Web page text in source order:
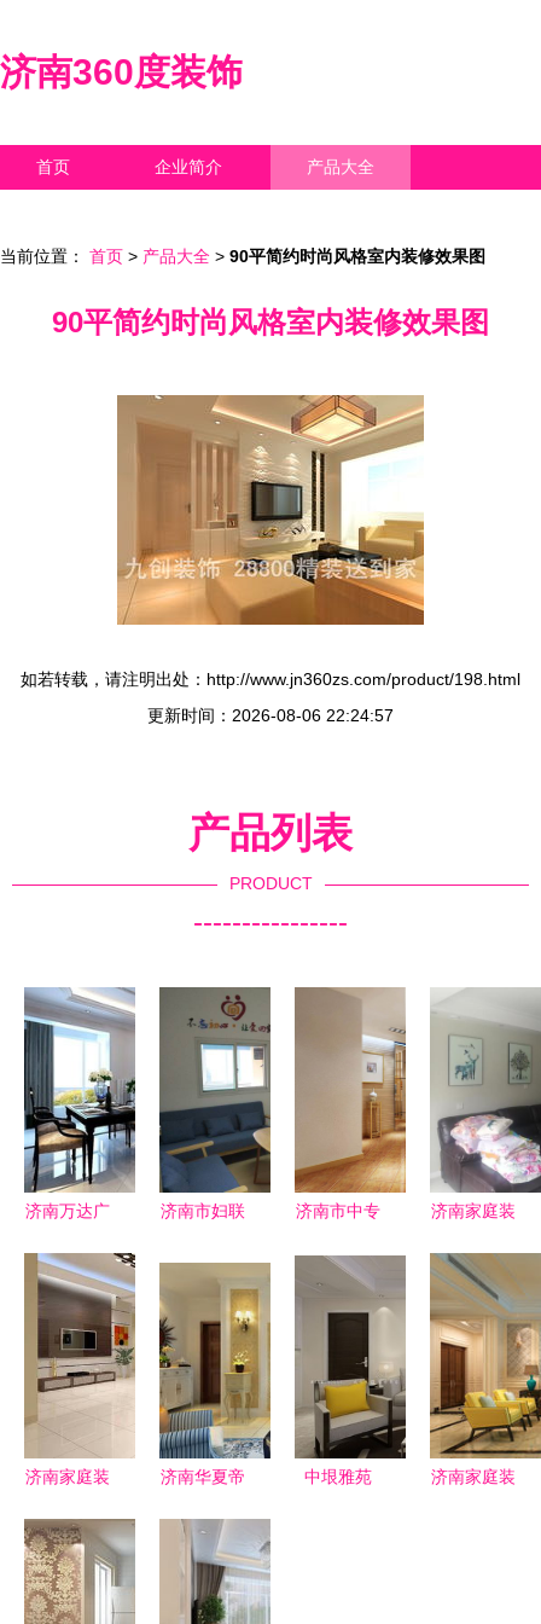
济南360度装饰
首页 企业简介 产品大全
当前位置： 首页 > 产品大全 > 90平简约时尚风格室内装修效果图
90平简约时尚风格室内装修效果图
如若转载，请注明出处：http://www.jn360zs.com/product/198.html
更新时间：2026-08-06 22:24:57
产品列表
PRODUCT
----------------
济南万达广
中式古典三
居室装修案
例 16万打
造典雅家居
济南市妇联
联合督导检
查婚姻家庭
辅导中心建
设，助力家
庭和谐与城
市文明建设
济南市中专
施工队 经
验丰富，品
济南家庭装
统的必要性
分析
济南家庭装
意是我们前
进的动力
济南华夏帝
三居室装修
效果图 140
中垠雅苑
济南家庭装